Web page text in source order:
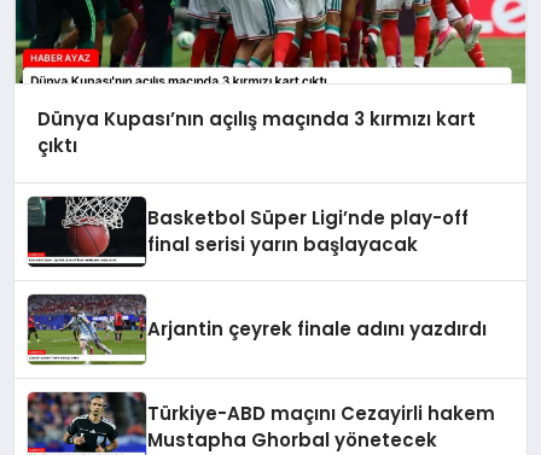
Dünya Kupası’nın açılış maçında 3 kırmızı kart
çıktı
Basketbol Süper Ligi’nde play-off
final serisi yarın başlayacak
Arjantin çeyrek finale adını yazdırdı
Türkiye-ABD maçını Cezayirli hakem
Mustapha Ghorbal yönetecek